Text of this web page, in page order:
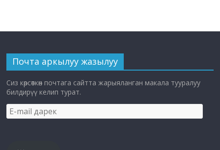
Почта аркылуу жазылуу
Сиз көрсөткөн почтага сайтта жарыяланган макала тууралуу
билдирүү келип турат.
E-
mail